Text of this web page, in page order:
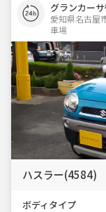
グランカー
愛知県名古屋
車場
ハスラー(4584)
ボディタイプ